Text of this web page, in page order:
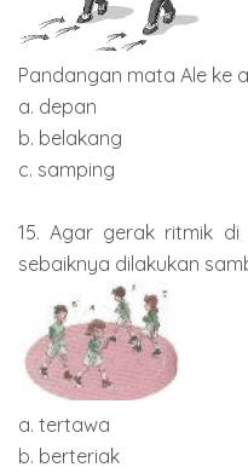
Pandangan mata Ale ke
a. depan
b. belakang
c. samping
15. Agar gerak ritmik
sebaiknya dilakukan
a. tertawa
b. berteriak